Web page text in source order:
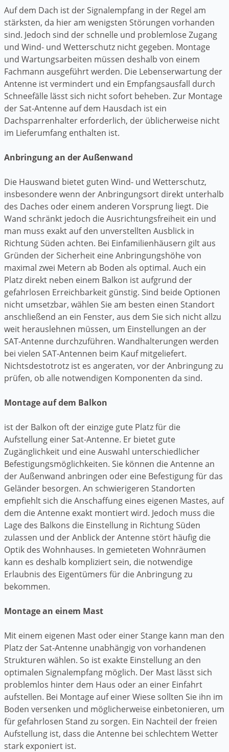
Auf dem Dach ist der Signalempfang in der Regel am
stärksten, da hier am wenigsten Störungen vorhanden
sind. Jedoch sind der schnelle und problemlose Zugang
und Wind- und Wetterschutz nicht gegeben. Montage
und Wartungsarbeiten müssen deshalb von einem
Fachmann ausgeführt werden. Die Lebenserwartung der
Antenne ist vermindert und ein Empfangsausfall durch
Schneefälle lässt sich nicht sofort beheben. Zur Montage
der Sat-Antenne auf dem Hausdach ist ein
Dachsparrenhalter erforderlich, der üblicherweise nicht
im Lieferumfang enthalten ist.
Anbringung an der Außenwand
Die Hauswand bietet guten Wind- und Wetterschutz,
insbesondere wenn der Anbringungsort direkt unterhalb
des Daches oder einem anderen Vorsprung liegt. Die
Wand schränkt jedoch die Ausrichtungsfreiheit ein und
man muss exakt auf den unverstellten Ausblick in
Richtung Süden achten. Bei Einfamilienhäusern gilt aus
Gründen der Sicherheit eine Anbringungshöhe von
maximal zwei Metern ab Boden als optimal. Auch ein
Platz direkt neben einem Balkon ist aufgrund der
gefahrlosen Erreichbarkeit günstig. Sind beide Optionen
nicht umsetzbar, wählen Sie am besten einen Standort
anschließend an ein Fenster, aus dem Sie sich nicht allzu
weit herauslehnen müssen, um Einstellungen an der
SAT-Antenne durchzuführen. Wandhalterungen werden
bei vielen SAT-Antennen beim Kauf mitgeliefert.
Nichtsdestotrotz ist es angeraten, vor der Anbringung zu
prüfen, ob alle notwendigen Komponenten da sind.
Montage auf dem Balkon
ist der Balkon oft der einzige gute Platz für die
Aufstellung einer Sat-Antenne. Er bietet gute
Zugänglichkeit und eine Auswahl unterschiedlicher
Befestigungsmöglichkeiten. Sie können die Antenne an
der Außenwand anbringen oder eine Befestigung für das
Geländer besorgen. An schwierigeren Standorten
empfiehlt sich die Anschaffung eines eigenen Mastes, auf
dem die Antenne exakt montiert wird. Jedoch muss die
Lage des Balkons die Einstellung in Richtung Süden
zulassen und der Anblick der Antenne stört häufig die
Optik des Wohnhauses. In gemieteten Wohnräumen
kann es deshalb kompliziert sein, die notwendige
Erlaubnis des Eigentümers für die Anbringung zu
bekommen.
Montage an einem Mast
Mit einem eigenen Mast oder einer Stange kann man den
Platz der Sat-Antenne unabhängig von vorhandenen
Strukturen wählen. So ist exakte Einstellung an den
optimalen Signalempfang möglich. Der Mast lässt sich
problemlos hinter dem Haus oder an einer Einfahrt
aufstellen. Bei Montage auf einer Wiese sollten Sie ihn im
Boden versenken und möglicherweise einbetonieren, um
für gefahrlosen Stand zu sorgen. Ein Nachteil der freien
Aufstellung ist, dass die Antenne bei schlechtem Wetter
stark exponiert ist.